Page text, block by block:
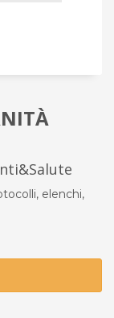
elenchi,